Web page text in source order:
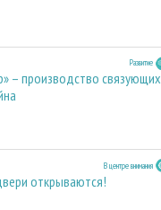
Развитие
– производство связующих
В центре внимания
открываются!